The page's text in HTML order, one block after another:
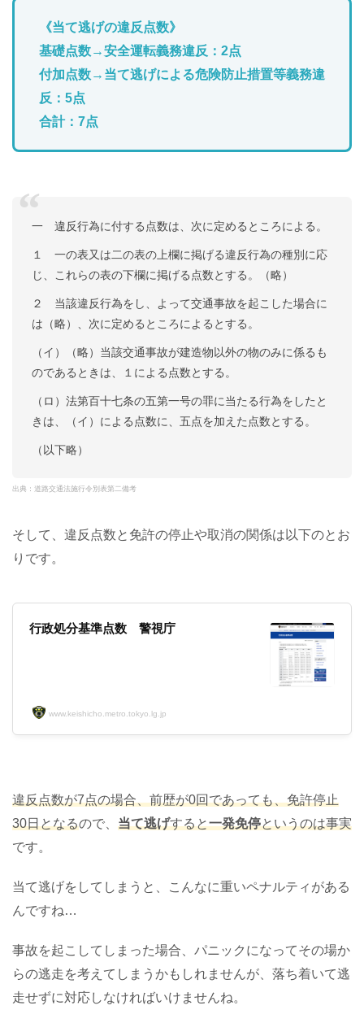
《当て逃げの違反点数》
基礎点数→安全運転義務違反：2点
付加点数→当て逃げによる危険防止措置等義務違
反：5点
合計：7点
一 違反行為に付する点数は、次に定めるところによる。
１ 一の表又は二の表の上欄に掲げる違反行為の種別に応
じ、これらの表の下欄に掲げる点数とする。（略）
２ 当該違反行為をし、よって交通事故を起こした場合に
は（略）、次に定めるところによるとする。
（イ）（略）当該交通事故が建造物以外の物のみに係るも
のであるときは、１による点数とする。
（ロ）法第百十七条の五第一号の罪に当たる行為をしたと
きは、（イ）による点数に、五点を加えた点数とする。
（以下略）
出典：道路交通法施行令別表第二備考
そして、違反点数と免許の停止や取消の関係は以下のとお
りです。
行政処分基準点数 警視庁
www.keishicho.metro.tokyo.lg.jp
違反点数が7点の場合、前歴が0回であっても、免許停止
30日となるので、 当て逃げすると一発免停というのは事実
です。
当て逃げをしてしまうと、こんなに重いペナルティがある
んですね…
事故を起こしてしまった場合、パニックになってその場か
らの逃走を考えてしまうかもしれませんが、落ち着いて逃
走せずに対応しなければいけませんね。